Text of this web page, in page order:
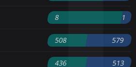
8 1
508 579
436 513